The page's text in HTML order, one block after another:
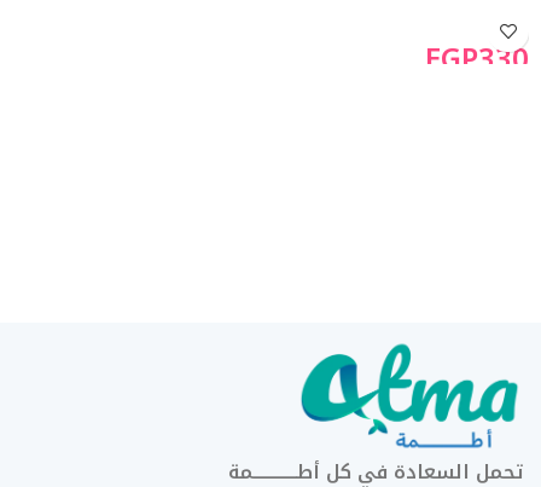
EGP330
تحمل السعادة في كل أطــــــــــــمة